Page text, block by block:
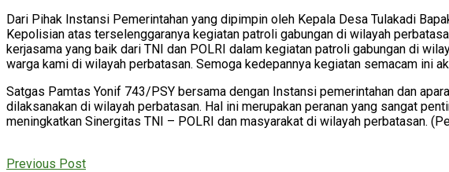
Dari Pihak Instansi Pemerintahan yang dipimpin oleh Kepala Desa Tulakadi
Kepolisian atas terselenggaranya kegiatan patroli gabungan di wilayah
kerjasama yang baik dari TNI dan POLRI dalam kegiatan patroli gabungan di
warga kami di wilayah perbatasan. Semoga kedepannya kegiatan semacam ini
Satgas Pamtas Yonif 743/PSY bersama dengan Instansi pemerintahan dan
dilaksanakan di wilayah perbatasan. Hal ini merupakan peranan yang sangat
meningkatkan Sinergitas TNI – POLRI dan masyarakat di wilayah perbatasan.
Previous Post